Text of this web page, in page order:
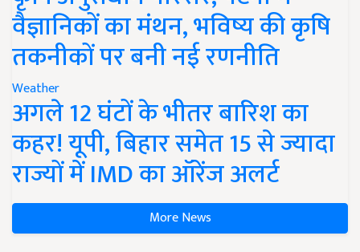
वैज्ञानिकों का मंथन, भविष्य की कृषि
तकनीकों पर बनी नई रणनीति
Weather
अगले 12 घंटों के भीतर बारिश का
कहर! यूपी, बिहार समेत 15 से ज्यादा
राज्यों में IMD का ऑरेंज अलर्ट
More News